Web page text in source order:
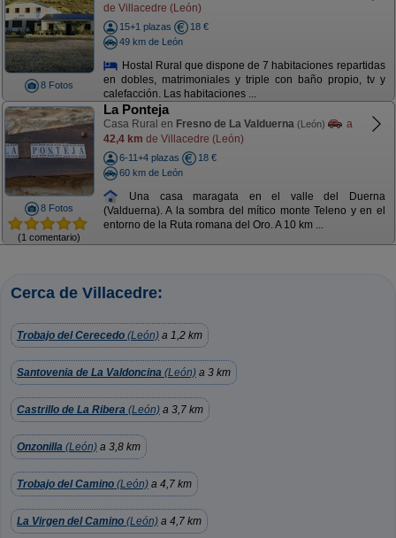
8 Fotos
de Villacedre (León)
15+1 plazas
18 €
49 km de León
Hostal Rural que dispone de 7 habitaciones repartidas
en dobles, matrimoniales y triple con baño propio, tv y
calefacción. Las habitaciones ...
8 Fotos
(1 comentario)
La Ponteja
Casa Rural en Fresno de La Valduerna (León)
a
42,4 km de Villacedre (León)
6-11+4 plazas
18 €
60 km de León
Una casa maragata en el valle del Duerna
(Valduerna). A la sombra del mítico monte Teleno y en el
entorno de la Ruta romana del Oro. A 10 km ...
Cerca de Villacedre:
Trobajo del Cerecedo (León) a 1,2 km
Santovenia de La Valdoncina (León) a 3 km
Castrillo de La Ribera (León) a 3,7 km
Onzonilla (León) a 3,8 km
Trobajo del Camino (León) a 4,7 km
La Virgen del Camino (León) a 4,7 km